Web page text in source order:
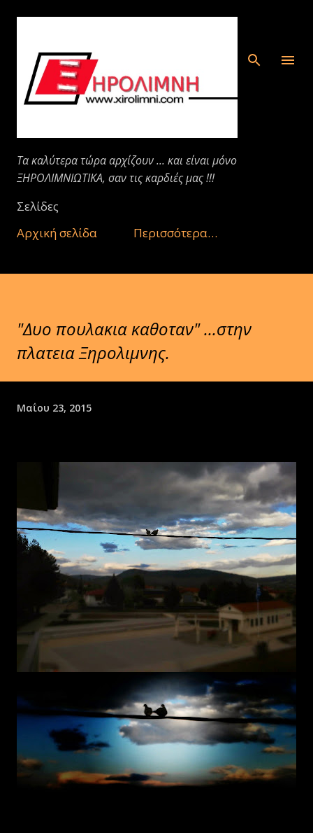
Μετάβαση στο κύριο περιεχόμενο
Τα καλύτερα τώρα αρχίζουν ... και είναι μόνο
ΞΗΡΟΛΙΜΝΙΩΤΙΚΑ, σαν τις καρδιές μας !!!
Σελίδες
Αρχική σελίδα
Περισσότερα…
"Δυο πουλακια καθοταν" ...στην
πλατεια Ξηρολιμνης.
Μαΐου 23, 2015